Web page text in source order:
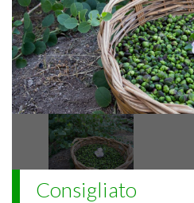
Consigliato